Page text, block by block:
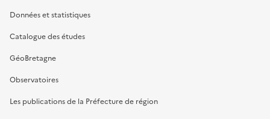
Données et statistiques
Catalogue des études
GéoBretagne
Observatoires
Les publications de la Préfecture de région